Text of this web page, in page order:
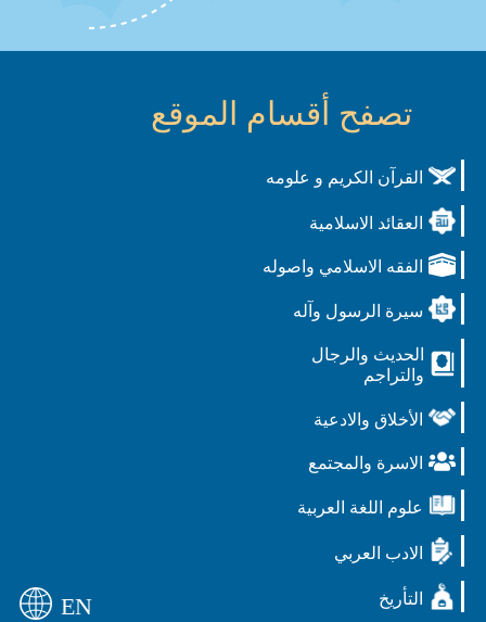
تصفح أقسام الموقع
القرآن الكريم و علومه
العقائد الاسلامية
الفقه الاسلامي واصوله
سيرة الرسول وآله
الحديث والرجال
والتراجم
الأخلاق والادعية
الاسرة والمجتمع
علوم اللغة العربية
الادب العربي
التأريخ EN